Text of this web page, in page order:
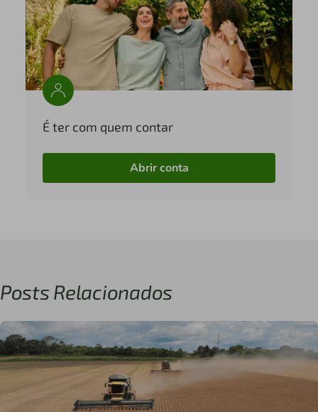
É ter com quem contar
Abrir conta
Posts Relacionados